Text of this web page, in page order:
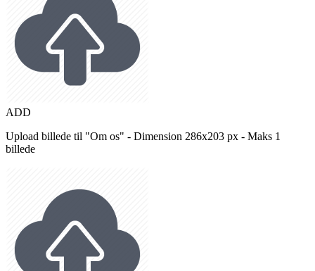
ADD
Upload billede til "Om os" - Dimension 286x203 px - Maks 1
billede